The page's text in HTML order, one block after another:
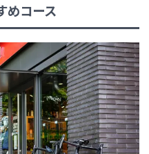
めコース